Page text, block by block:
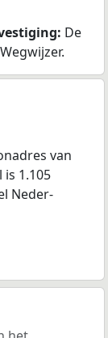
De
van
1.105
Neder-